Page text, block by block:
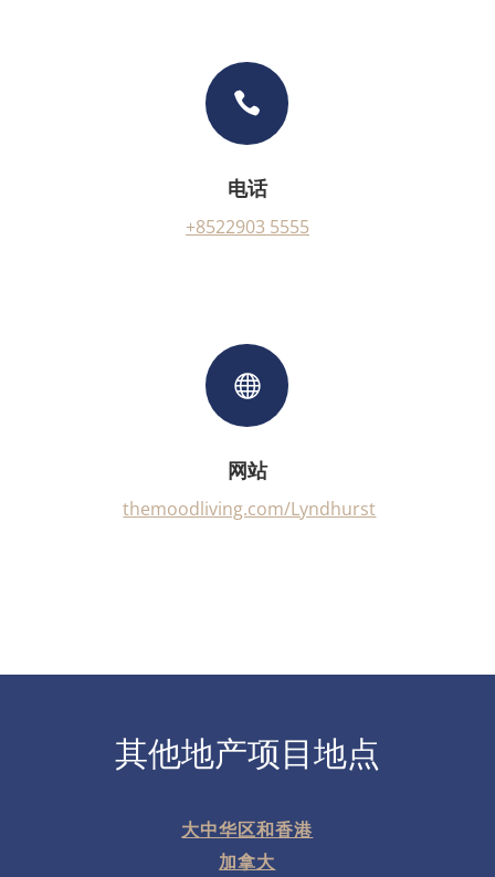

电话
+8522903 5555

网站
themoodliving.com/Lyndhurst
其他地产项目地点
大中华区和香港
加拿大